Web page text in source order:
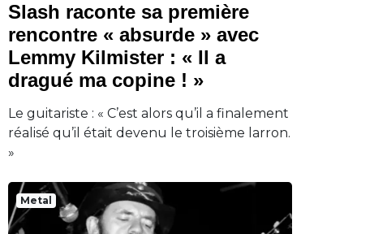
Slash raconte sa première
rencontre « absurde » avec
Lemmy Kilmister : « Il a
dragué ma copine ! »
Le guitariste : « C’est alors qu’il a finalement
réalisé qu’il était devenu le troisième larron.
»
Metal